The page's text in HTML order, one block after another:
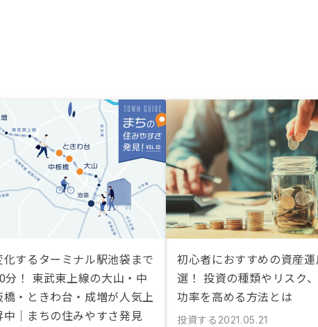
化するターミナル駅池袋まで
分！ 東武東上線の大山・中
橋・ときわ台・成増が人気上
中｜まちの住みやすさ発見
初心者におすすめの資産
選！ 投資の種類やリスク
功率を高める方法とは
投資する 2021.05.21